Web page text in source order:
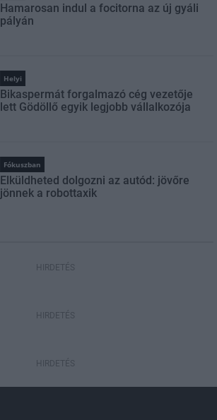
Hamarosan indul a focitorna az új gyáli
pályán
Helyi
Bikaspermát forgalmazó cég vezetője
lett Gödöllő egyik legjobb vállalkozója
Fókuszban
Elküldheted dolgozni az autód: jövőre
jönnek a robottaxik
HIRDETÉS
HIRDETÉS
HIRDETÉS